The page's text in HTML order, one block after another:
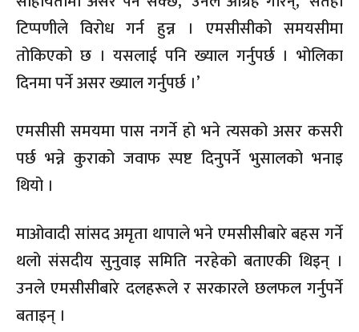
टिप्पणीले विरोध गर्न हुन्न । एमसीसीको समयसीमा
तोकिएको छ । यसलाई पनि ख्याल गर्नुपर्छ । भोलिका
दिनमा पर्ने असर ख्याल गर्नुपर्छ ।’
एमसीसी समयमा पास नगर्ने हो भने त्यसको असर कसरी
पर्छ भन्ने कुराको जवाफ स्पष्ट दिनुपर्ने भुसालको भनाइ
थियो ।
माओवादी सांसद अमृता थापाले भने एमसीसीबारे बहस गर्ने
थलो संसदीय सुनुवाइ समिति नरहेको बताएकी थिइन् ।
उनले एमसीसीबारे दलहरूले र सरकारले छलफल गर्नुपर्ने
बताइन् ।